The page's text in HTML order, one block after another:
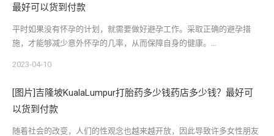
最好可以货到付款
平时如果没有怀孕的计划，就需要做好避孕工作。采取正确的避孕措
施，才能够减少意外怀孕的几率，从而保障自身的健康。…
2023-04-10
[图片]吉隆坡KualaLumpur打胎药多少钱药店多少钱？最好可
以货到付款
随着社会的改变，人们的性观念也越来越开放，因此导致许多女性朋友